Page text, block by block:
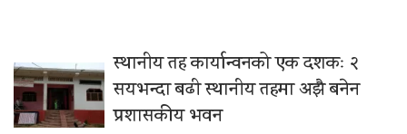
स्थानीय तह कार्यान्वनको एक दशकः २
सयभन्दा बढी स्थानीय तहमा अझै बनेन
प्रशासकीय भवन